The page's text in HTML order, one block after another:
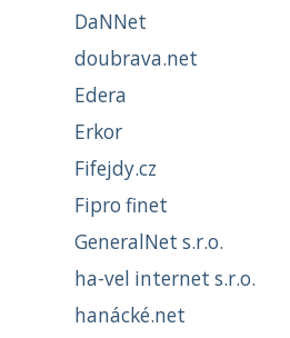
DaNNet
doubrava.net
Edera
Erkor
Fifejdy.cz
Fipro finet
GeneralNet s.r.o.
ha-vel internet s.r.o.
hanácké.net